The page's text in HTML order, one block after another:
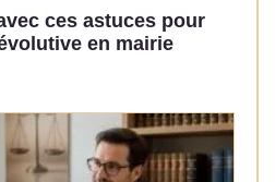
ces astuces pour
en mairie